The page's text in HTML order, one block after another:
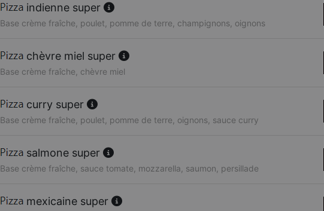
indienne super
Base crème fraîche, poulet, pomme de terre, champignons, oignons
chèvre miel super
Base crème fraîche, chèvre miel
curry super
Base crème fraîche, poulet, pomme de terre, oignons, sauce curry
salmone super
Base crème fraîche, sauce tomate, mozzarella, saumon, persillade
mexicaine super